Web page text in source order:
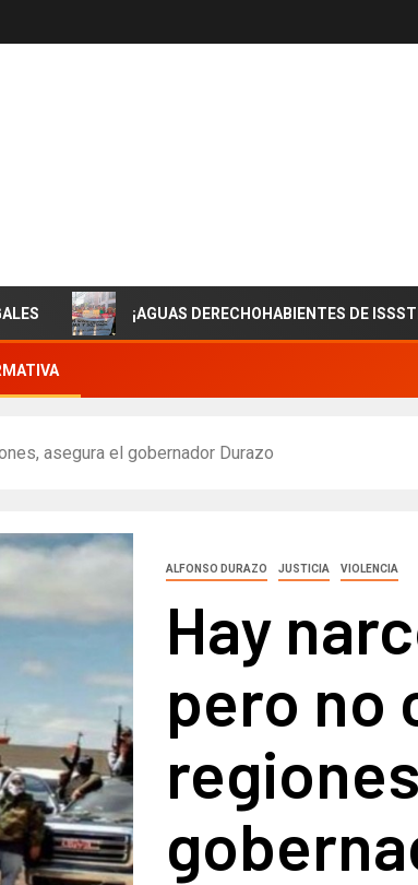
¡AGUAS DERECHOHABIENTES DE ISSSTESON!
asegura el gobernador Durazo
ALFONSO DURAZO JUSTICIA VIOLENCIA
Hay
pero no